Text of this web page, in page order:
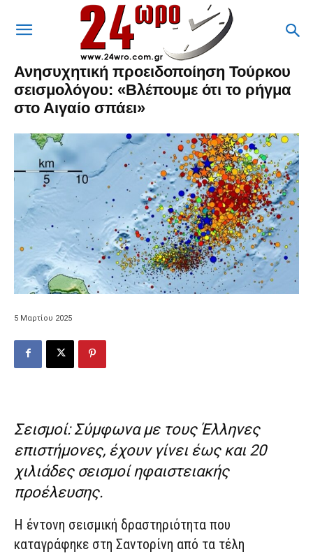
Ανησυχητική προειδοποίηση Τούρκου
σεισμολόγου: «Βλέπουμε ότι το ρήγμα
στο Αιγαίο σπάει»
5 Μαρτίου 2025
Σεισμοί: Σύμφωνα με τους Έλληνες
επιστήμονες, έχουν γίνει έως και 20
χιλιάδες σεισμοί ηφαιστειακής
προέλευσης.
Η έντονη σεισμική δραστηριότητα που
καταγράφηκε στη Σαντορίνη από τα τέλη